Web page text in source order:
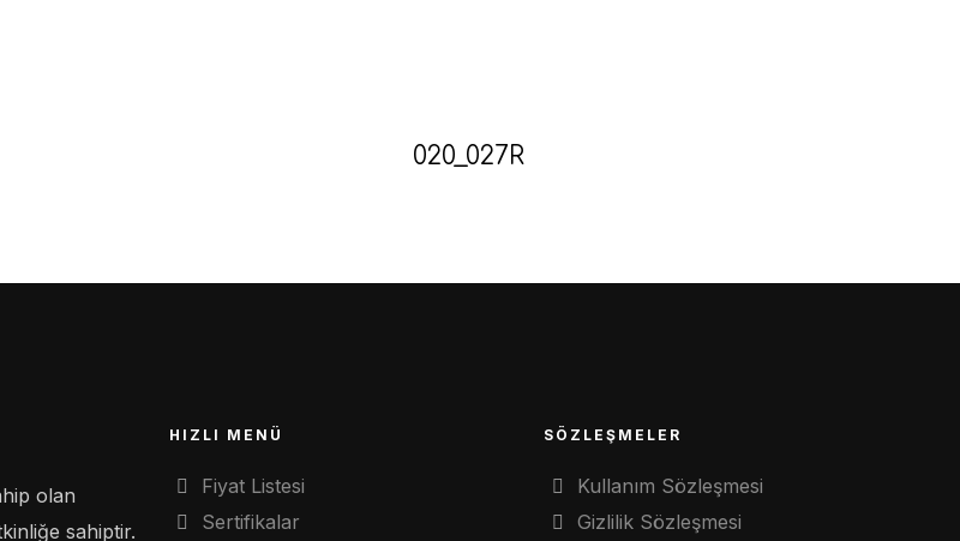
020_027R
olan
sahiptir.
HIZLI MENÜ
Fiyat Listesi
Sertifikalar
SÖZLEŞMELER
Kullanım Sözleşmesi
Gizlilik Sözleşmesi